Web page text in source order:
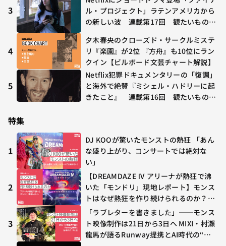
3
ル・プロジェクト」ラテンアメリカから
の新しい波 連載第17回 観たいものが
4
夕木春央のクローズド・サークルミステ
リ『楽園』が2位 『方舟』も10位にラン
クイン【ビルボード文芸チャート解説】
5
Netflix犯罪ドキュメンタリーの「復調」
と海外で絶賛『ミシェル・ハドリーに起
きたこと』 連載第16回 観たいものが
特集
1
DJ KOOが驚いたモンストの熱狂 「あん
な盛り上がり、コンサートでは絶対な
い」
2
【DREAMDAZE Ⅳ アリーナが熱狂で沸
いた「モンドリ」現地レポート】モンス
トはなぜ熱狂を作り続けられるのか？コ
ラボ初の“真獣神化”やDJ KOO、てつ
や、兎田ぺこら、壱百満天原サロメらも
集結
3
「ラブレターを書きました」──モンス
ト映像制作は21日から3日へ MIXI・村瀨
龍馬が語るRunway提携とAI時代の“つ